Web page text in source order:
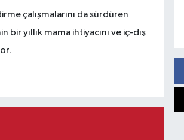
çalışmalarını da sürdüren
yıllık mama ihtiyacını ve iç-dış